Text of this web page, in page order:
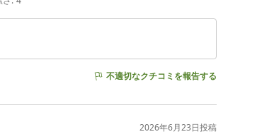
不適切なクチコミを報告する
2026年6月23日投稿